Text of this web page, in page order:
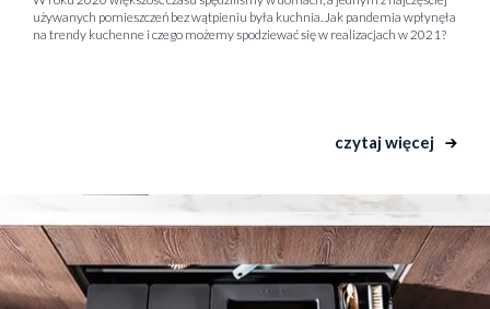
używanych pomieszczeń bez wątpieniu była kuchnia. Jak pandemia wpłynęła
na trendy kuchenne i czego możemy spodziewać się w realizacjach w 2021?
czytaj więcej